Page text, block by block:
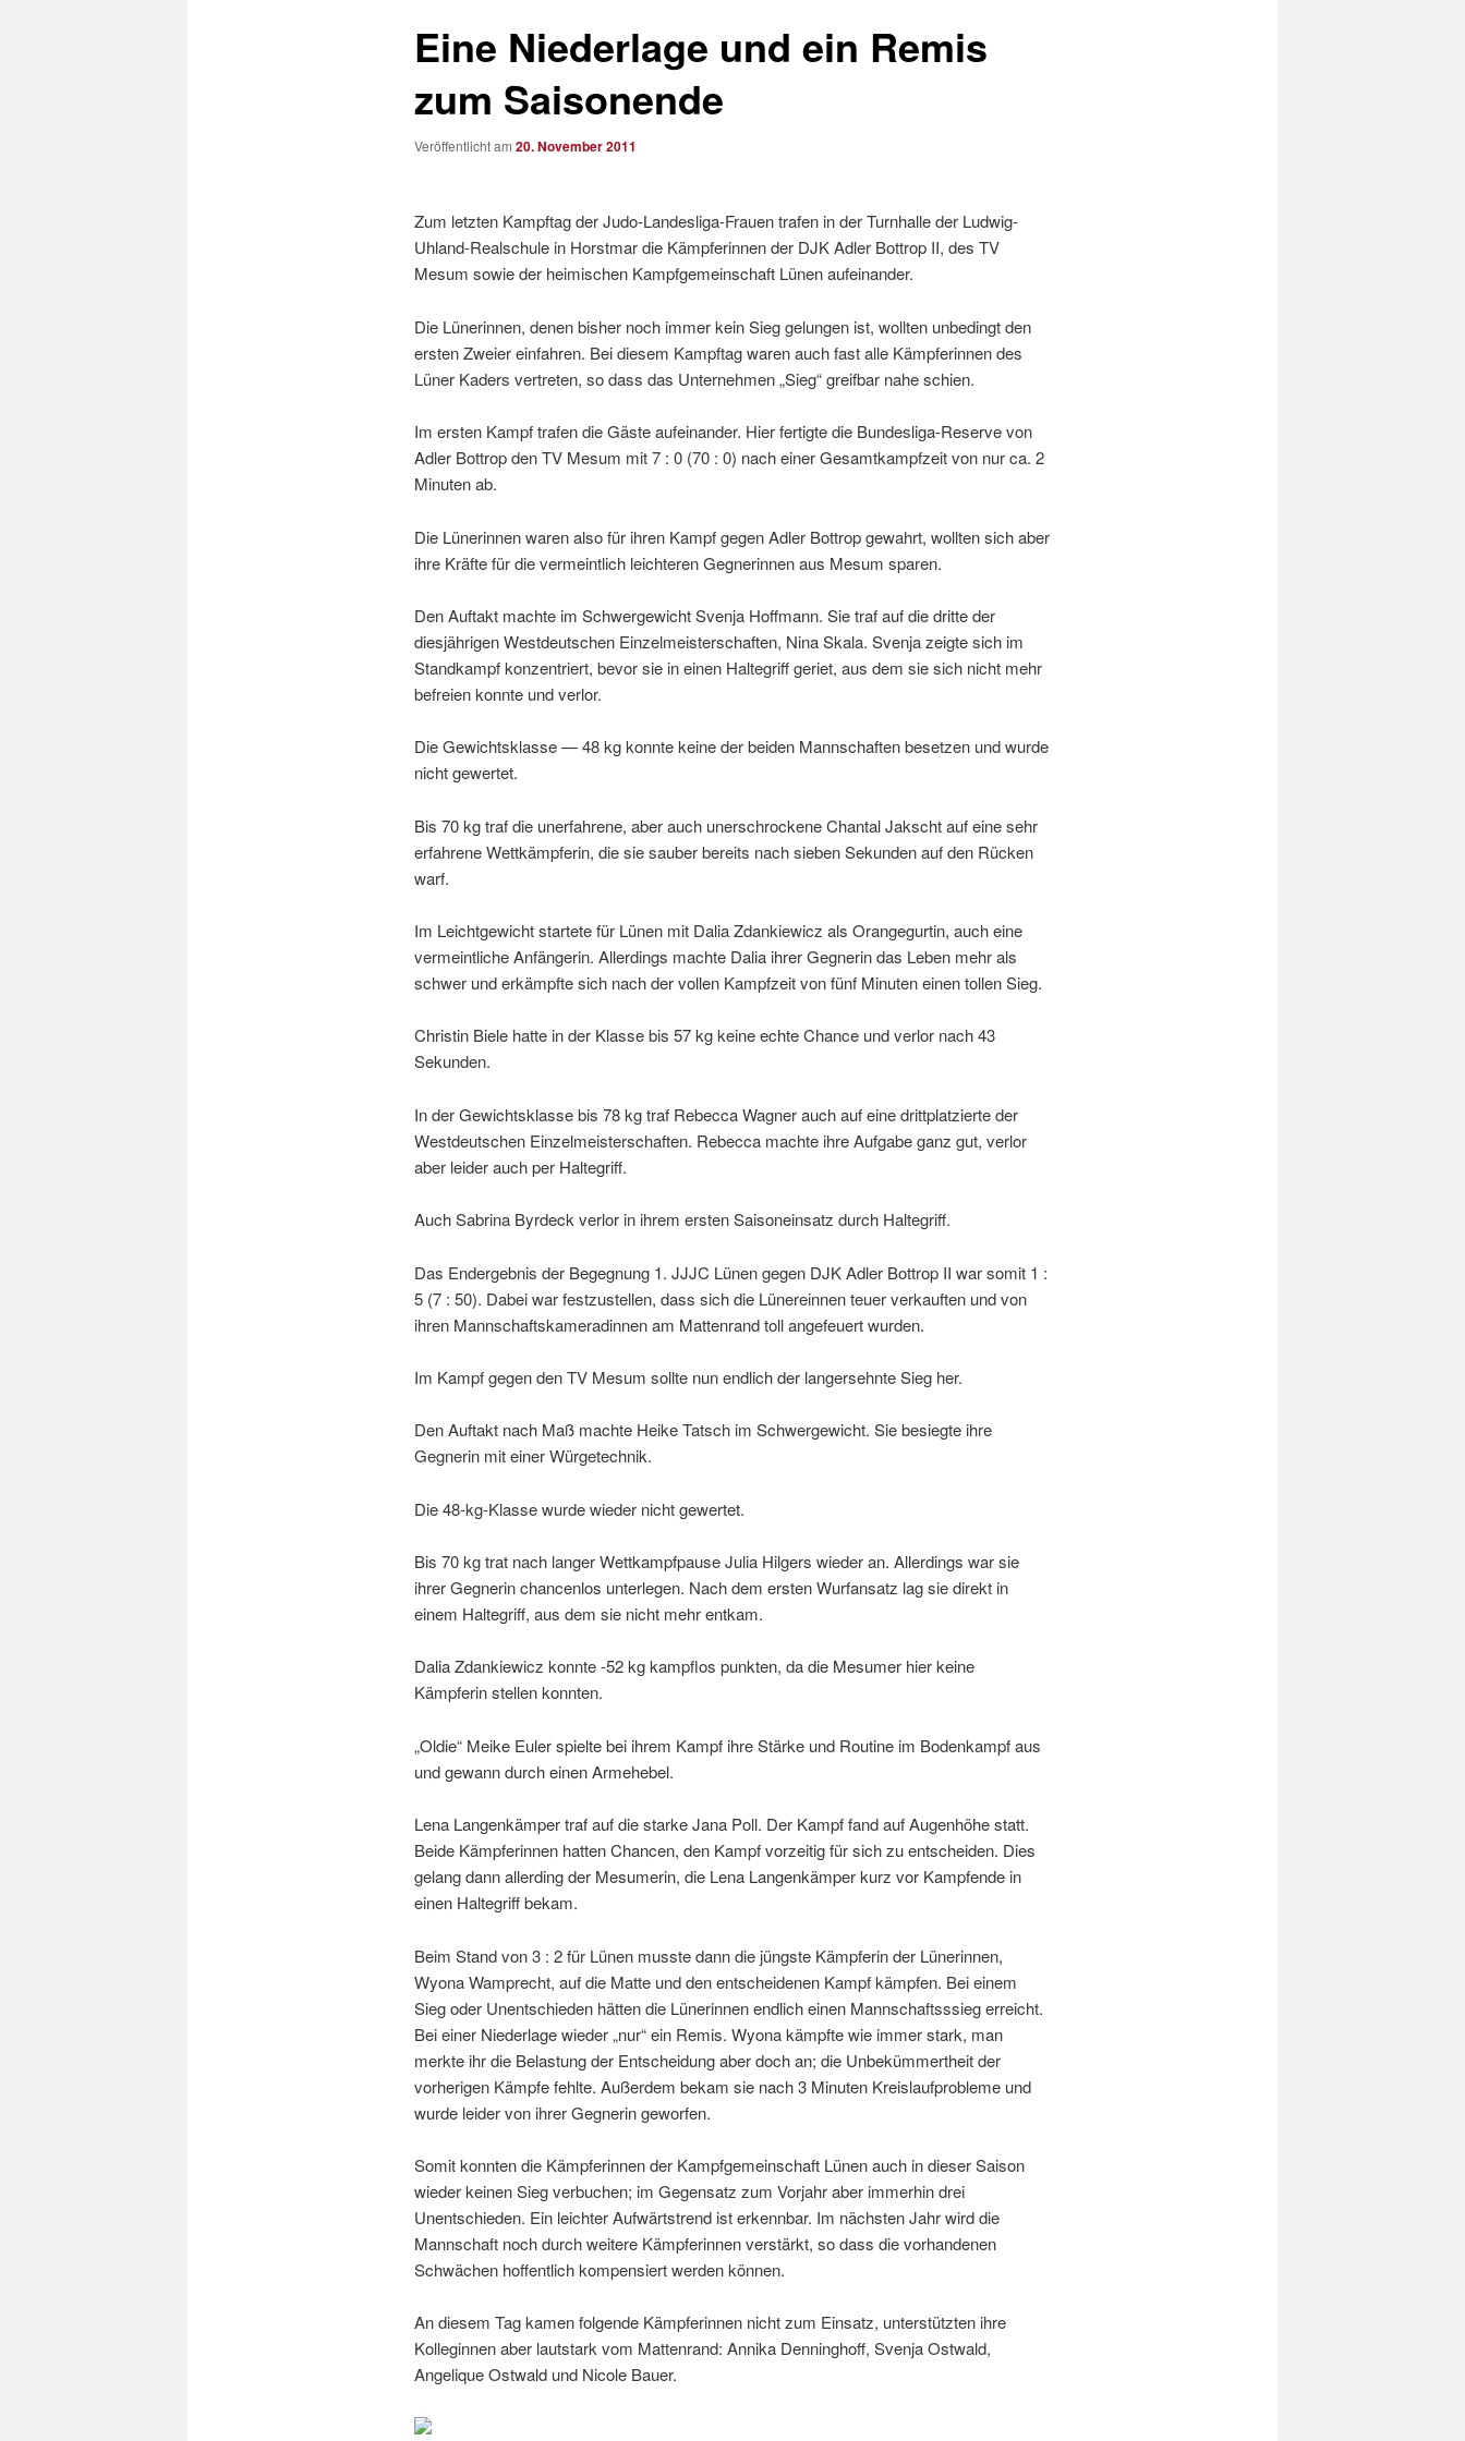
Eine Niederlage und ein Remis
zum Saisonende
Veröffentlicht am 20. November 2011
Zum letzten Kampftag der Judo-Landesliga-Frauen trafen in der Turnhalle der Ludwig-
Uhland-Realschule in Horstmar die Kämpferinnen der DJK Adler Bottrop II, des TV
Mesum sowie der heimischen Kampfgemeinschaft Lünen aufeinander.
Die Lünerinnen, denen bisher noch immer kein Sieg gelungen ist, wollten unbedingt den
ersten Zweier einfahren. Bei diesem Kampftag waren auch fast alle Kämpferinnen des
Lüner Kaders vertreten, so dass das Unternehmen „Sieg“ greifbar nahe schien.
Im ersten Kampf trafen die Gäste aufeinander. Hier fertigte die Bundesliga-Reserve von
Adler Bottrop den TV Mesum mit 7 : 0 (70 : 0) nach einer Gesamtkampfzeit von nur ca. 2
Minuten ab.
Die Lünerinnen waren also für ihren Kampf gegen Adler Bottrop gewahrt, wollten sich aber
ihre Kräfte für die vermeintlich leichteren Gegnerinnen aus Mesum sparen.
Den Auftakt machte im Schwergewicht Svenja Hoffmann. Sie traf auf die dritte der
diesjährigen Westdeutschen Einzelmeisterschaften, Nina Skala. Svenja zeigte sich im
Standkampf konzentriert, bevor sie in einen Haltegriff geriet, aus dem sie sich nicht mehr
befreien konnte und verlor.
Die Gewichtsklasse — 48 kg konnte keine der beiden Mannschaften besetzen und wurde
nicht gewertet.
Bis 70 kg traf die unerfahrene, aber auch unerschrockene Chantal Jakscht auf eine sehr
erfahrene Wettkämpferin, die sie sauber bereits nach sieben Sekunden auf den Rücken
warf.
Im Leichtgewicht startete für Lünen mit Dalia Zdankiewicz als Orangegurtin, auch eine
vermeintliche Anfängerin. Allerdings machte Dalia ihrer Gegnerin das Leben mehr als
schwer und erkämpfte sich nach der vollen Kampfzeit von fünf Minuten einen tollen Sieg.
Christin Biele hatte in der Klasse bis 57 kg keine echte Chance und verlor nach 43
Sekunden.
In der Gewichtsklasse bis 78 kg traf Rebecca Wagner auch auf eine drittplatzierte der
Westdeutschen Einzelmeisterschaften. Rebecca machte ihre Aufgabe ganz gut, verlor
aber leider auch per Haltegriff.
Auch Sabrina Byrdeck verlor in ihrem ersten Saisoneinsatz durch Haltegriff.
Das Endergebnis der Begegnung 1. JJJC Lünen gegen DJK Adler Bottrop II war somit 1 :
5 (7 : 50). Dabei war festzustellen, dass sich die Lünereinnen teuer verkauften und von
ihren Mannschaftskameradinnen am Mattenrand toll angefeuert wurden.
Im Kampf gegen den TV Mesum sollte nun endlich der langersehnte Sieg her.
Den Auftakt nach Maß machte Heike Tatsch im Schwergewicht. Sie besiegte ihre
Gegnerin mit einer Würgetechnik.
Die 48-kg-Klasse wurde wieder nicht gewertet.
Bis 70 kg trat nach langer Wettkampfpause Julia Hilgers wieder an. Allerdings war sie
ihrer Gegnerin chancenlos unterlegen. Nach dem ersten Wurfansatz lag sie direkt in
einem Haltegriff, aus dem sie nicht mehr entkam.
Dalia Zdankiewicz konnte -52 kg kampflos punkten, da die Mesumer hier keine
Kämpferin stellen konnten.
„Oldie“ Meike Euler spielte bei ihrem Kampf ihre Stärke und Routine im Bodenkampf aus
und gewann durch einen Armehebel.
Lena Langenkämper traf auf die starke Jana Poll. Der Kampf fand auf Augenhöhe statt.
Beide Kämpferinnen hatten Chancen, den Kampf vorzeitig für sich zu entscheiden. Dies
gelang dann allerding der Mesumerin, die Lena Langenkämper kurz vor Kampfende in
einen Haltegriff bekam.
Beim Stand von 3 : 2 für Lünen musste dann die jüngste Kämpferin der Lünerinnen,
Wyona Wamprecht, auf die Matte und den entscheidenen Kampf kämpfen. Bei einem
Sieg oder Unentschieden hätten die Lünerinnen endlich einen Mannschaftsssieg erreicht.
Bei einer Niederlage wieder „nur“ ein Remis. Wyona kämpfte wie immer stark, man
merkte ihr die Belastung der Entscheidung aber doch an; die Unbekümmertheit der
vorherigen Kämpfe fehlte. Außerdem bekam sie nach 3 Minuten Kreislaufprobleme und
wurde leider von ihrer Gegnerin geworfen.
Somit konnten die Kämpferinnen der Kampfgemeinschaft Lünen auch in dieser Saison
wieder keinen Sieg verbuchen; im Gegensatz zum Vorjahr aber immerhin drei
Unentschieden. Ein leichter Aufwärtstrend ist erkennbar. Im nächsten Jahr wird die
Mannschaft noch durch weitere Kämpferinnen verstärkt, so dass die vorhandenen
Schwächen hoffentlich kompensiert werden können.
An diesem Tag kamen folgende Kämpferinnen nicht zum Einsatz, unterstützten ihre
Kolleginnen aber lautstark vom Mattenrand: Annika Denninghoff, Svenja Ostwald,
Angelique Ostwald und Nicole Bauer.